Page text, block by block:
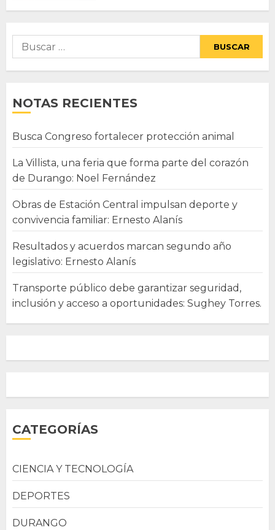
Buscar:
NOTAS RECIENTES
Busca Congreso fortalecer protección animal
La Villista, una feria que forma parte del corazón
de Durango: Noel Fernández
Obras de Estación Central impulsan deporte y
convivencia familiar: Ernesto Alanís
Resultados y acuerdos marcan segundo año
legislativo: Ernesto Alanís
Transporte público debe garantizar seguridad,
inclusión y acceso a oportunidades: Sughey Torres.
CATEGORÍAS
CIENCIA Y TECNOLOGÍA
DEPORTES
DURANGO